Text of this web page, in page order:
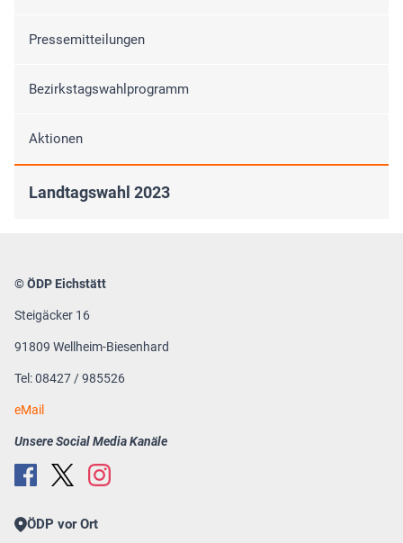
Pressemitteilungen
Bezirkstagswahlprogramm
Aktionen
Landtagswahl 2023
© ÖDP Eichstätt
Steigäcker 16
91809 Wellheim-Biesenhard
Tel: 08427 / 985526
eMail
Unsere Social Media Kanäle
ÖDP vor Ort